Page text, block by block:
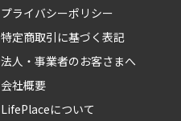
プライバシーポリシー
特定商取引に基づく表記
法人・事業者のお客さまへ
会社概要
LifePlaceについて